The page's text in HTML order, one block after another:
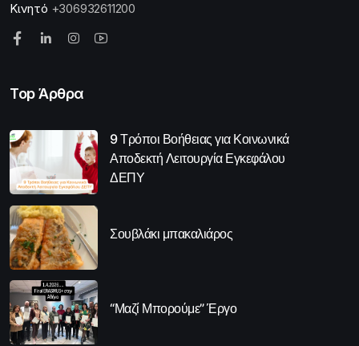
Κινητό +306932611200
Top Άρθρα
9 Τρόποι Βοήθειας για Κοινωνικά
Αποδεκτή Λειτουργία Εγκεφάλου
ΔΕΠΥ
Σουβλάκι μπακαλιάρος
“Μαζί Μπορούμε” Έργο